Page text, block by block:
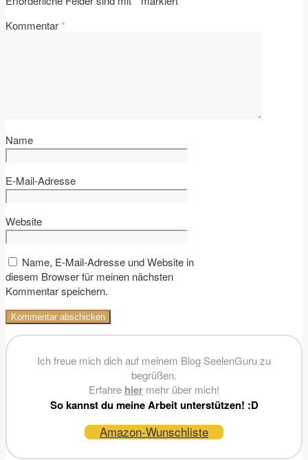
Kommentar*
Name
E-Mail-Adresse
Website
Name, E-Mail-Adresse und Website in
diesem Browser für meinen nächsten
Kommentar speichern.
Ich freue mich dich auf meinem Blog SeelenGuru zu
begrüßen.
Erfahre hier mehr über mich!
So kannst du meine Arbeit unterstützen! :D
Amazon-Wunschliste